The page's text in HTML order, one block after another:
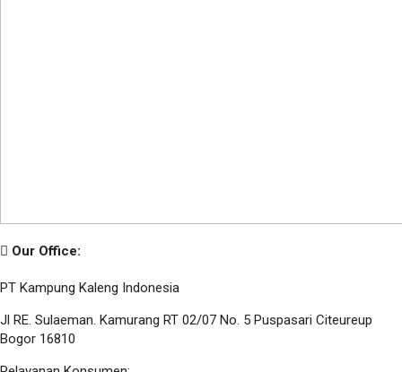
Our Office:
PT Kampung Kaleng Indonesia
Jl RE. Sulaeman. Kamurang RT 02/07 No. 5 Puspasari Citeureup
Bogor 16810